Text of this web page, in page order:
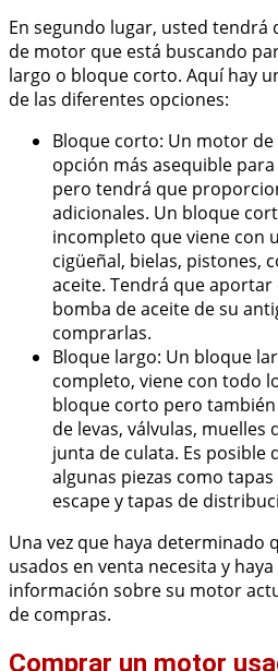
En segundo lugar, usted
de motor que está buscando
largo o bloque corto. Aquí hay
de las diferentes opciones:
Bloque corto: Un motor
opción más asequible
pero tendrá que
adicionales. Un bloque
incompleto que viene con
cigüeñal, bielas, pistones,
aceite. Tendrá que
bomba de aceite de su
comprarlas.
Bloque largo: Un bloque
completo, viene con todo
bloque corto pero
de levas, válvulas, muelles
junta de culata. Es posible
algunas piezas como
escape y tapas de
Una vez que haya determinado
usados en venta necesita y
información sobre su motor
de compras.
Comprar un motor